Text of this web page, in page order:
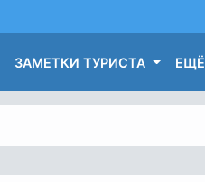
ЗАМЕТКИ ТУРИСТА ЕЩЁ